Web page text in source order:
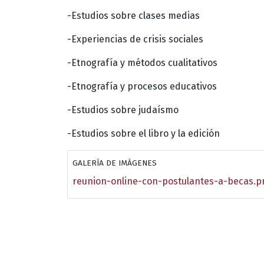
-Estudios sobre clases medias
-Experiencias de crisis sociales
-Etnografía y métodos cualitativos
-Etnografía y procesos educativos
-Estudios sobre judaísmo
-Estudios sobre el libro y la edición
GALERÍA DE IMÁGENES
reunion-online-con-postulantes-a-